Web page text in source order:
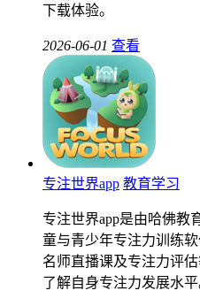
下载体验。
2026-06-01 查看
专注世界app 教育学习
专注世界app是由哈佛教
童与青少年专注力训练
名师直播课及专注力评
了解自身专注力发展水平